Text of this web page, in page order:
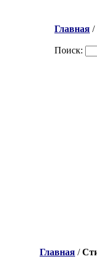
Главная /
Поиск:
Главная /